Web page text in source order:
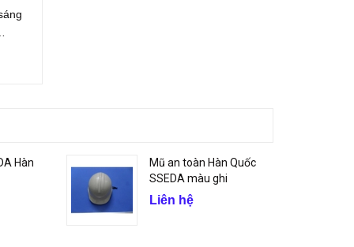
Hàn
Mũ an toàn Hàn Quốc
SSEDA màu ghi
Liên hệ